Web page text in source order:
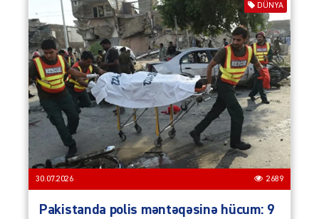
DÜNYA
30.07.2026 2689
Pakistanda polis məntəqəsinə hücum: 9